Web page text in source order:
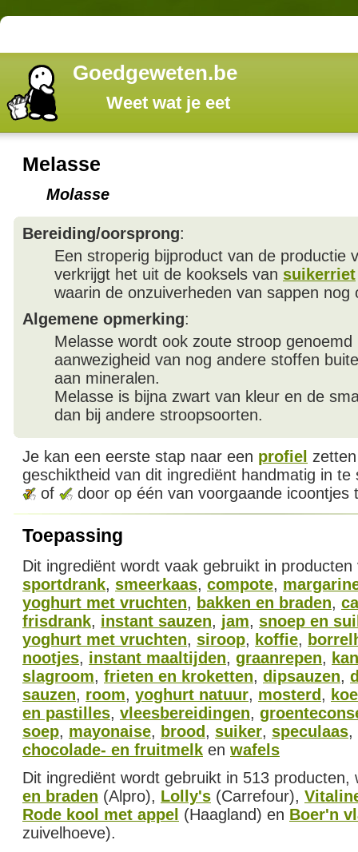
Goedgeweten.be
Weet wat je eet
Melasse
Molasse
Bereiding/oorsprong:
Een stroperig bijproduct van de productie
verkrijgt het uit de kooksels van suikerriet
waarin de onzuiverheden van sappen nog
Algemene opmerking:
Melasse wordt ook zoute stroop genoemd
aanwezigheid van nog andere stoffen
aan mineralen.
Melasse is bijna zwart van kleur en de
dan bij andere stroopsoorten.
Je kan een eerste stap naar een profiel
geschiktheid van dit ingrediënt handmatig in
of
door op één van voorgaande icoontjes
Toepassing
Dit ingrediënt wordt vaak gebruikt in
sportdrank, smeerkaas, compote,
yoghurt met vruchten, bakken en braden,
frisdrank, instant sauzen, jam, snoep en
yoghurt met vruchten, siroop, koffie,
nootjes, instant maaltijden, graanrepen,
slagroom, frieten en kroketten, dipsauzen,
sauzen, room, yoghurt natuur, mosterd,
en pastilles, vleesbereidingen,
soep, mayonaise, brood, suiker, speculaas,
chocolade- en fruitmelk en wafels
Dit ingrediënt wordt gebruikt in 513
en braden (Alpro), Lolly's (Carrefour),
Rode kool met appel (Haagland) en Boer'n
zuivelhoeve).